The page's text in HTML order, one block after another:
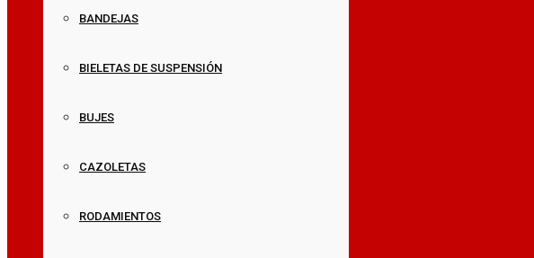
BANDEJAS
BIELETAS DE SUSPENSIÓN
BUJES
CAZOLETAS
RODAMIENTOS